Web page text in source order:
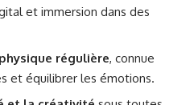
et immersion dans des
régulière, connue
et équilibrer les émotions.